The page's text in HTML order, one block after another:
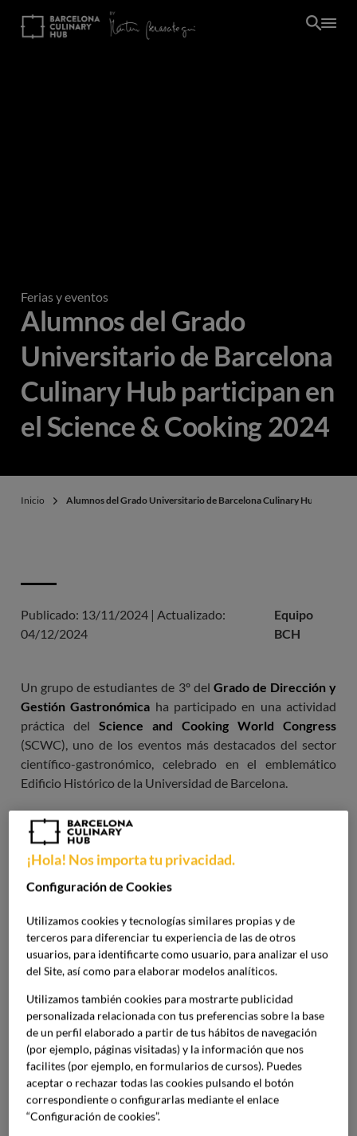
Ferias y eventos
Alumnos del Grado
Universitario de Barcelona
Culinary Hub participan en
el Science & Cooking 2024
Inicio Alumnos del Grado Universitario de Barcelona Culinary Hub
Publicado: 13/11/2024 | Actualizado:
04/12/2024
Equipo
BCH
Un grupo de estudiantes de 3º del Grado de Dirección y
Gestión Gastronómica ha participado en una actividad
práctica del Science and Cooking World Congress
(SCWC), uno de los eventos más destacados del sector
científico-gastronómico, celebrado en el emblemático
Edificio Histórico de la Universidad de Barcelona.
Durante el congreso, nuestros alumnos participaron en
untaller de Neurogastronomía
profesora de neurogastronomía, Fermina Pérez,
exploró de manera práctica los efectos de la percepción
Imagen
¡Hola! Nos importa tu privacidad.
Configuración de Cookies
Utilizamos cookies y tecnologías similares propias y de
terceros para diferenciar tu experiencia de las de otros
usuarios, para identificarte como usuario, para analizar el uso
del Site, así como para elaborar modelos analíticos.
Utilizamos también cookies para mostrarte publicidad
personalizada relacionada con tus preferencias sobre la base
de un perfil elaborado a partir de tus hábitos de navegación
(por ejemplo, páginas visitadas) y la información que nos
facilites (por ejemplo, en formularios de cursos). Puedes
aceptar o rechazar todas las cookies pulsando el botón
correspondiente o configurarlas mediante el enlace
“Configuración de cookies”.